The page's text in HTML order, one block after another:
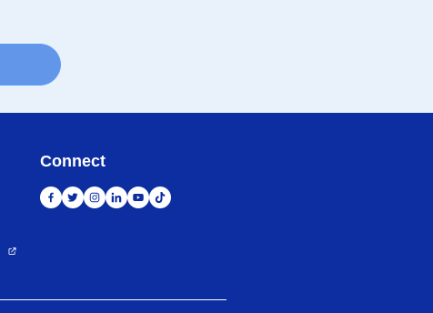
Connect